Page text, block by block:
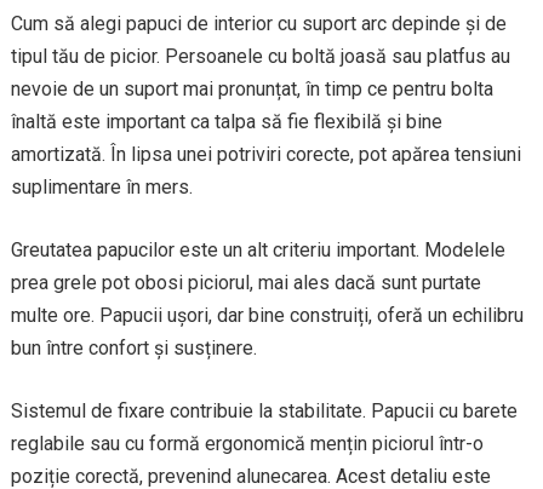
Cum să alegi papuci de interior cu suport arc depinde și de
tipul tău de picior. Persoanele cu boltă joasă sau platfus au
nevoie de un suport mai pronunțat, în timp ce pentru bolta
înaltă este important ca talpa să fie flexibilă și bine
amortizată. În lipsa unei potriviri corecte, pot apărea tensiuni
suplimentare în mers.
Greutatea papucilor este un alt criteriu important. Modelele
prea grele pot obosi piciorul, mai ales dacă sunt purtate
multe ore. Papucii ușori, dar bine construiți, oferă un echilibru
bun între confort și susținere.
Sistemul de fixare contribuie la stabilitate. Papucii cu barete
reglabile sau cu formă ergonomică mențin piciorul într-o
poziție corectă, prevenind alunecarea. Acest detaliu este